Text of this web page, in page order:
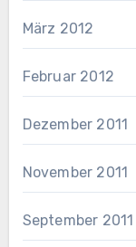
März 2012
Februar 2012
Dezember 2011
November 2011
September 2011